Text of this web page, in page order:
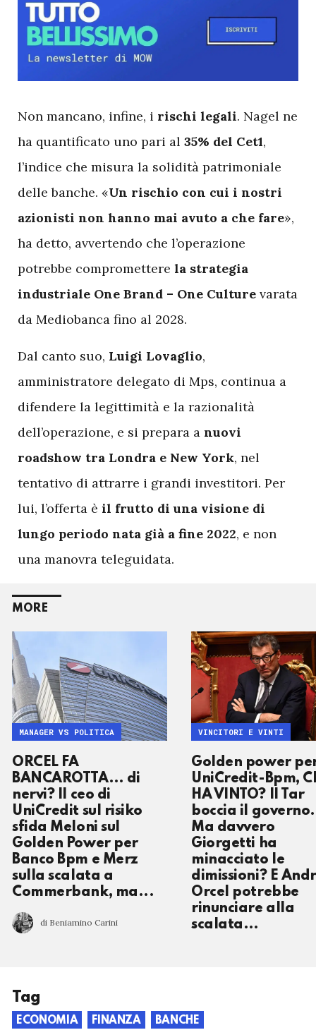
Non mancano, infine, i rischi legali. Nagel ne
ha quantificato uno pari al 35% del Cet1,
l’indice che misura la solidità patrimoniale
delle banche. «Un rischio con cui i nostri
azionisti non hanno mai avuto a che fare»,
ha detto, avvertendo che l’operazione
potrebbe compromettere la strategia
industriale One Brand – One Culture varata
da Mediobanca fino al 2028.
Dal canto suo, Luigi Lovaglio,
amministratore delegato di Mps, continua a
difendere la legittimità e la razionalità
dell’operazione, e si prepara a nuovi
roadshow tra Londra e New York, nel
tentativo di attrarre i grandi investitori. Per
lui, l’offerta è il frutto di una visione di
lungo periodo nata già a fine 2022, e non
una manovra teleguidata.
MORE
ORCEL FA
BANCAROTTA… di
nervi? Il ceo di
UniCredit sul risiko
sfida Meloni sul
Golden Power per
Banco Bpm e Merz
sulla scalata a
Commerbank, ma...
di Beniamino Carini
MANAGER VS POLITICA
Golden power
UniCredit-Bpm,
HA VINTO? Il Tar
boccia il governo.
Ma davvero
Giorgetti ha
minacciato le
dimissioni? E
Orcel potrebbe
rinunciare alla
scalata…
VINCITORI E VINTI
Tag
ECONOMIA FINANZA
BANCHE